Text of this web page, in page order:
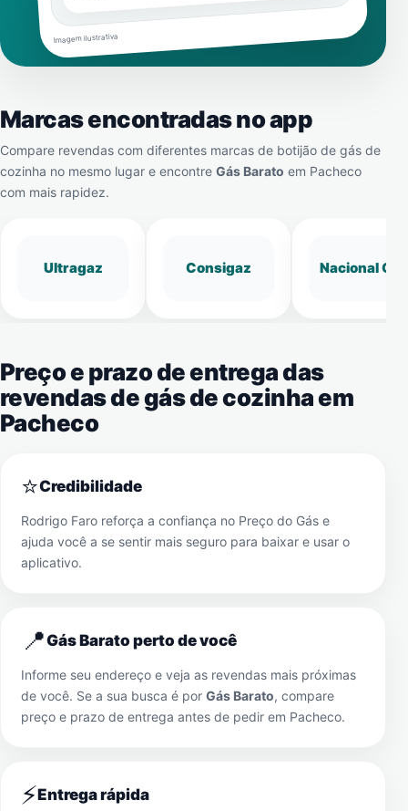
Imagem ilustrativa
Marcas encontradas no app
Compare revendas com diferentes marcas de botijão de gás de
cozinha no mesmo lugar e encontre Gás Barato em Pacheco
com mais rapidez.
Ultragaz Consigaz Nacional Gás
Preço e prazo de entrega das
revendas de gás de cozinha em
Pacheco
⭐Credibilidade
Rodrigo Faro reforça a confiança no Preço do Gás e
ajuda você a se sentir mais seguro para baixar e usar o
aplicativo.
📍Gás Barato perto de você
Informe seu endereço e veja as revendas mais próximas
de você. Se a sua busca é por Gás Barato, compare
preço e prazo de entrega antes de pedir em Pacheco.
⚡Entrega rápida